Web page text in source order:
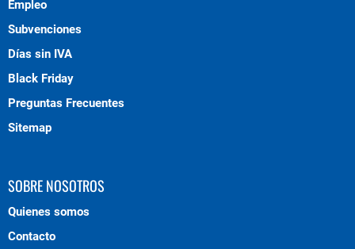
Empleo
Subvenciones
Días sin IVA
Black Friday
Preguntas Frecuentes
Sitemap
SOBRE NOSOTROS
Quienes somos
Contacto